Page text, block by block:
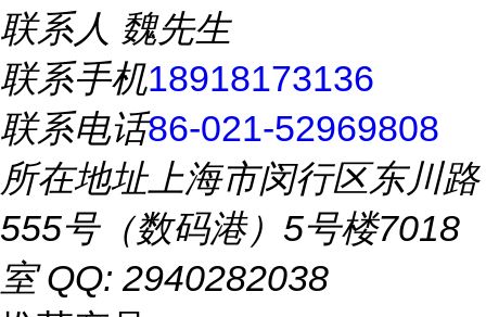
联系人 魏先生
联系手机18918173136
联系电话86-021-52969808
所在地址上海市闵行区东川路
555号（数码港）5号楼7018
室 QQ: 2940282038